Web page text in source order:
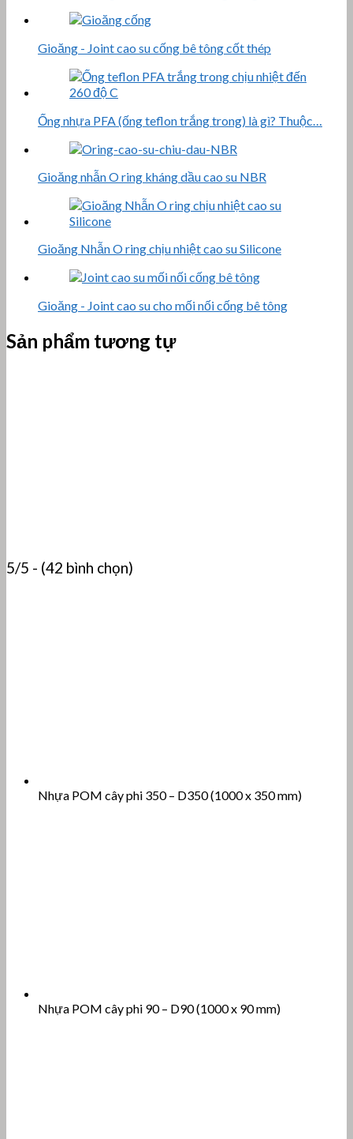
Gioăng - Joint cao su cống bê tông cốt thép
Ống nhựa PFA (ống teflon trắng trong) là gì? Thuộc…
Gioăng nhẫn O ring kháng dầu cao su NBR
Gioăng Nhẫn O ring chịu nhiệt cao su Silicone
Gioăng - Joint cao su cho mối nối cống bê tông
Sản phẩm tương tự
5/5 - (42 bình chọn)
Nhựa POM cây phi 350 – D350 (1000 x 350 mm)
Nhựa POM cây phi 90 – D90 (1000 x 90 mm)